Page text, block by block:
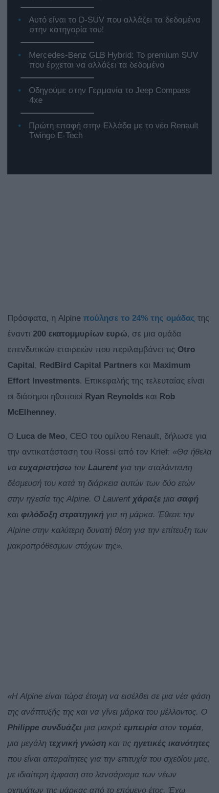
Αυτό είναι το D-SUV που αλλάζει τα δεδομένα
στην κατηγορία του!
Mercedes-Benz GLB Hybrid: Το premium SUV
που έρχεται να αλλάξει τα δεδομένα
Οδηγούμε στην Γερμανία το Jeep Compass
4xe
Πρώτη επαφή στην Ελλάδα με το νέο Renault
Twingo E-Tech
Πρόσφατα, η Alpine πούλησε το 24% της ομάδας της
έναντι 200 εκατομμυρίων ευρώ, σε μια ομάδα
επενδυτικών εταιρειών που περιλαμβάνει τις Otro
Capital , RedBird Capital Partners και Maximum
Effort Investments. Επικεφαλής της τελευταίας είναι
οι διάσημοι ηθοποιοί Ryan Reynolds και Rob
McElhenney.
Ο Luca de Meo, CEO του ομίλου Renault, δήλωσε για
την αντικατάσταση του Rossi από τον Krief: «Θα ήθελα
να ευχαριστήσω τον Laurent για την αταλάντευτη
δέσμευσή του κατά τη διάρκεια αυτών των δύο ετών
στην ηγεσία της Alpine. Ο Laurent χάραξε μια σαφή
και φιλόδοξη στρατηγική για τη μάρκα. Έθεσε την
Alpine στην καλύτερη δυνατή θέση για την επίτευξη των
μακροπρόθεσμων στόχων της».
«Η Alpine είναι τώρα έτοιμη να εισέλθει σε μια νέα φάση
της ανάπτυξής της και να γίνει μάρκα του μέλλοντος. Ο
Philippe συνδυάζει μια μακρά εμπειρία στον τομέα,
μια μεγάλη τεχνική γνώση και τις ηγετικές ικανότητες
που είναι απαραίτητες για την επιτυχία του σχεδίου μας,
με ιδιαίτερη έμφαση στο λανσάρισμα των νέων
οχημάτων της μάρκας από το επόμενο έτος. Έχω